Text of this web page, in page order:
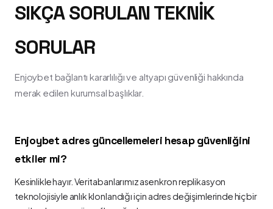
SIKÇA SORULAN TEKNIK
SORULAR
Enjoybet bağlantı kararlılığı ve altyapı güvenliği hakkında
merak edilen kurumsal başlıklar.
Enjoybet adres güncellemeleri hesap güvenliğini
etkiler mi?
Kesinlikle hayır. Veritabanlarımız asenkron replikasyon
teknolojisiyle anlık klonlandığı için adres değişimlerinde hiçbir